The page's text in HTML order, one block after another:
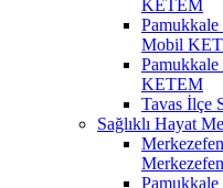
KETEM
Mobil
KETEM
Tavas İlçe
Sağlıklı Hayat